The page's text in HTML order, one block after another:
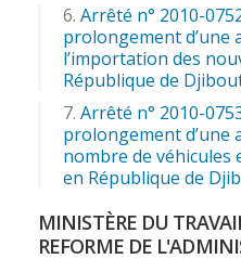
Arrêté n° 2010-
prolongement d’une
l’importation des
République de
Arrêté n° 2010-
prolongement d’une
nombre de véhicules
en République de
MINISTÈRE DU
REFORME DE